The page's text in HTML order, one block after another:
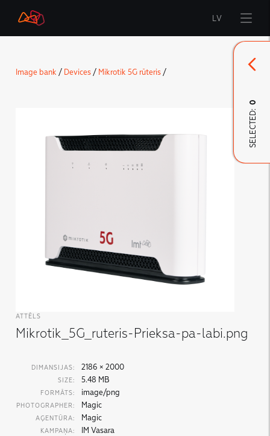
Start
LMT Defence
LV
Image bank / Devices/ Mikrotik 5G rūteris/
ATTĒLS
Mikrotik_5G_ruteris-Prieksa-pa-labi.png
DIMANSIJAS: 2186 × 2000
SIZE: 5.48 MB
FORMĀTS: image/png
PHOTOGRAPHER: Magic
AĢENTŪRA: Magic
KAMPAŅA: IM Vasara
SELECTED:
0